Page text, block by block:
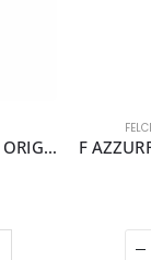
F AZZURRA NEW OMEKŠIVAČ ZA VEŠ ORIGINAL 2L (40 PR)